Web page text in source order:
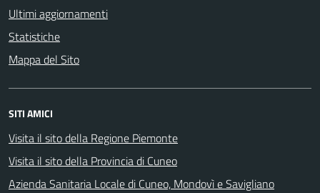
Ultimi aggiornamenti
Statistiche
Mappa del Sito
SITI AMICI
Visita il sito della Regione Piemonte
Visita il sito della Provincia di Cuneo
Azienda Sanitaria Locale di Cuneo, Mondovì e Savigliano